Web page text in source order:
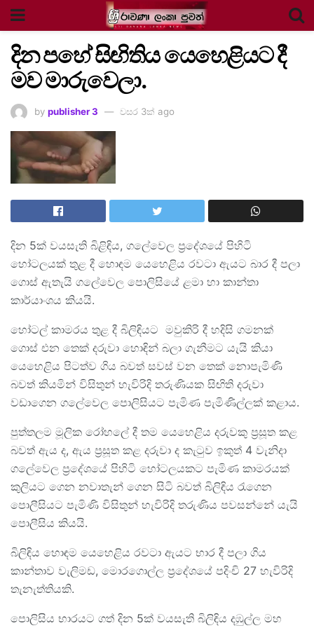
දින පහේ සිඟිතිය යෙහෙළියට දී
මව මාරුවෙලා.
by publisher 3 වසර 3ක් ago
දින 5ක් වයසැති බිළිඳිය, ගලේවෙල ප්‍රදේශයේ පිහිටි
හෝටලයක් තුළ දී හොඳම යෙහෙළිය රවටා ඇයට බාර දී පලා
ගොස් ඇතැයි ගලේවෙල පොලිසියේ ළමා හා කාන්තා
කාර්යාංශය කියයි.
හෝටල් කාමරය තුළ දී බිලිඳියට මවුකිරි දී හදිසි ගමනක්
ගොස් එන තෙක් දරුවා හොඳින් බලා ගැනීමට යැයි කියා
යෙහෙළිය පිටත්ව ගිය බවත් සවස් වන තෙක් නොපැමිණි
බවත් කියමින් විසිතුන් හැවිරිදි තරුණියක සිඟිති දරුවා
වඩාගෙන ගලේවෙල පොලිසියට පැමිණ පැමිණිල්ලක් කළාය.
පුත්තලම මූලික රෝහලේ දී තම යෙහෙළිය දරුවකු ප්‍රසූත කළ
බවත් ඇය ද, ඇය ප්‍රසූත කළ දරුවා ද කැටුව ඉකුත් 4 වැනිදා
ගලේවෙල ප්‍රදේශයේ පිහිටි හෝටලයකට පැමිණ කාමරයක්
කුලියට ගෙන නවාතැන් ගෙන සිටි බවත් බිලිඳිය රැගෙන
පොලීසියට පැමිණි විසිතුන් හැවිරිදි තරුණිය පවසන්නේ යැයි
පොලීසිය කියයි.
බිලිඳිය හොඳම යෙහෙළිය රවටා ඇයට භාර දී පලා ගිය
කාන්තාව වැලිමඩ, මොරගොල්ල ප්‍රදේශයේ පදිංචි 27 හැවිරිදි
තැනැත්තියකි.
පොලිසිය භාරයට ගත් දින 5ක් වයසැති බිලිඳිය දඹුල්ල මහ